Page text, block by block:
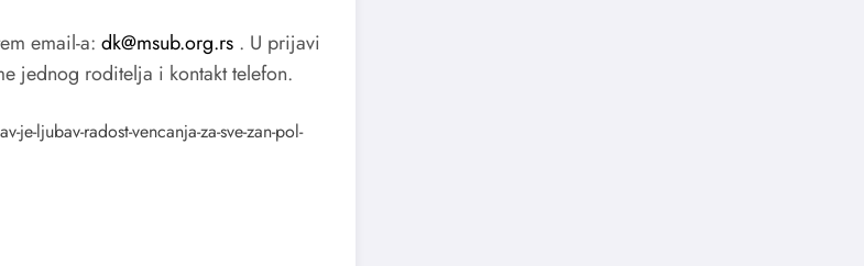
email-a: dk@msub.org.rs . U prijavi
jednog roditelja i kontakt telefon.
ljubav-radost-vencanja-za-sve-zan-pol-